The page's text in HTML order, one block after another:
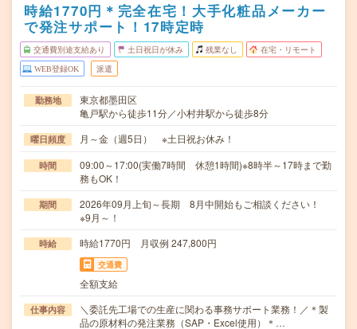
時給1770円＊完全在宅！大手化粧品メーカー
で発注サポート！17時定時
交通費別途支給あり 土日祝日が休み 残業なし 在宅・リモート
WEB登録OK 派遣
勤務地
東京都墨田区
亀戸駅から徒歩11分／小村井駅から徒歩8分
曜日頻度 月～金（週5日） ※土日祝お休み！
時間
09:00～17:00(実働7時間 休憩1時間)※8時半～17時まで勤
務もOK！
期間
2026年09月上旬～長期 8月中開始もご相談ください！
※9月～！
時給 時給1770円 月収例 247,800円
交通費
全額支給
仕事内容
＼委託先工場での生産に関わる事務サポート業務！／＊製
品の原材料の発注業務（SAP・Excel使用）＊…